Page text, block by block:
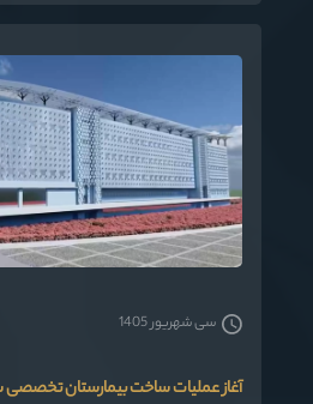
آغاز عملیات ساخت بیمارستان تخصصی
سی شهریور 1405